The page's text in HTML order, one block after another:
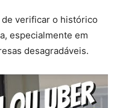
verificar o histórico
especialmente em
desagradáveis.